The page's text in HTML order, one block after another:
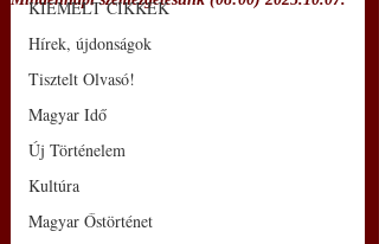
KIEMELT CIKKEK
Hírek, újdonságok
Tisztelt Olvasó!
Magyar Idő
Új Történelem
Kultúra
Magyar Őstörténet